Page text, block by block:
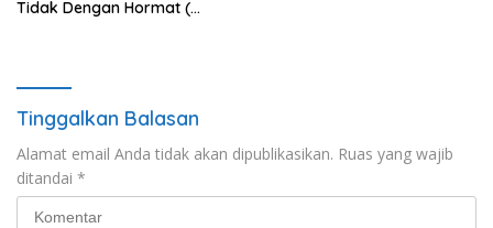
Tidak Dengan Hormat (
Tinggalkan Balasan
Alamat email Anda tidak akan dipublikasikan. Ruas yang wajib
ditandai *